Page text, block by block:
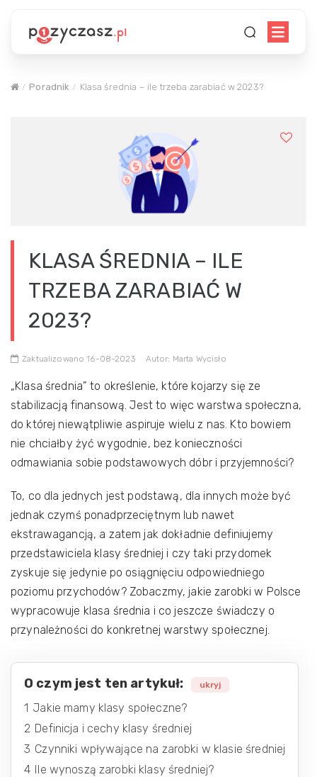
Poradnik Klasa średnia – ile trzeba zarabiać w 2023?
KLASA ŚREDNIA – ILE
TRZEBA ZARABIAĆ W
2023?
Zaktualizowano 16-08-2023 Autor: Marta Wycisło
„Klasa średnia” to określenie, które kojarzy się ze
stabilizacją finansową. Jest to więc warstwa społeczna,
do której niewątpliwie aspiruje wielu z nas. Kto bowiem
nie chciałby żyć wygodnie, bez konieczności
odmawiania sobie podstawowych dóbr i przyjemności?
To, co dla jednych jest podstawą, dla innych może być
jednak czymś ponadprzeciętnym lub nawet
ekstrawagancją, a zatem jak dokładnie definiujemy
przedstawiciela klasy średniej i czy taki przydomek
zyskuje się jedynie po osiągnięciu odpowiedniego
poziomu przychodów? Zobaczmy, jakie zarobki w Polsce
wypracowuje klasa średnia i co jeszcze świadczy o
przynależności do konkretnej warstwy społecznej.
O czym jest ten artykuł: ukryj
1 Jakie mamy klasy społeczne?
2 Definicja i cechy klasy średniej
3 Czynniki wpływające na zarobki w klasie średniej
4 Ile wynoszą zarobki klasy średniej?